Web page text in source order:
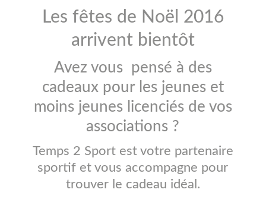
Les fêtes de Noël 2016
arrivent bientôt
Avez vous pensé à des
cadeaux pour les jeunes et
moins jeunes licenciés de vos
associations ?
Temps 2 Sport est votre partenaire
sportif et vous accompagne pour
trouver le cadeau idéal.